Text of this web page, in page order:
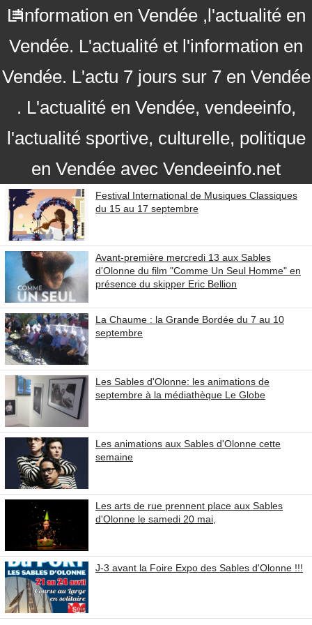
L'information en Vendée ,l'actualité en
Vendée. L'actualité et l'information en
Vendée. L'actu 7 jours sur 7 en Vendée
. L'actualité en Vendée, vendeeinfo,
l'actualité sportive, culturelle, politique
en Vendée avec Vendeeinfo.net
Festival International de Musiques Classiques
du 15 au 17 septembre
Avant-première mercredi 13 aux Sables
d'Olonne du film "Comme Un Seul Homme" en
présence du skipper Eric Bellion
La Chaume : la Grande Bordée du 7 au 10
septembre
Les Sables d'Olonne: les animations de
septembre à la médiathèque Le Globe
Les animations aux Sables d'Olonne cette
semaine
Les arts de rue prennent place aux Sables
d'Olonne le samedi 20 mai,
J-3 avant la Foire Expo des Sables d'Olonne !!!